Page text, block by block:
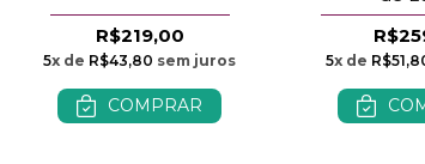
R$219,00
5x de R$43,80 sem juros
COMPRAR
5x de